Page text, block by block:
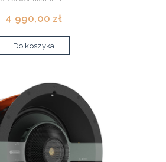
4 990,00 zł
Do koszyka